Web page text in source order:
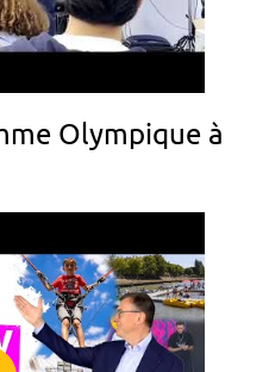
Olympique à